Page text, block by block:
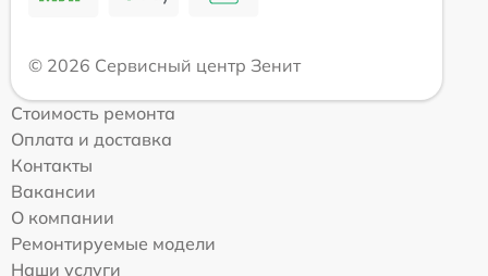
© 2026 Сервисный центр Зенит
Стоимость ремонта
Оплата и доставка
Контакты
Вакансии
О компании
Ремонтируемые модели
Наши услуги